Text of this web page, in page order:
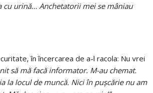
cu urină… Anchetatorii mei se mâniau
în încercarea de a-l racola: Nu vrei
să mă facă informator. M-au chemat.
la locul de muncă. Nici în pușcărie nu am